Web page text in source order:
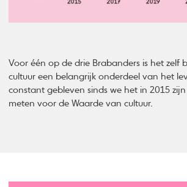
Voor één op de drie Brabanders is het zelf
cultuur een belangrijk onderdeel van het
constant gebleven sinds we het in 2015
meten voor de Waarde van cultuur.